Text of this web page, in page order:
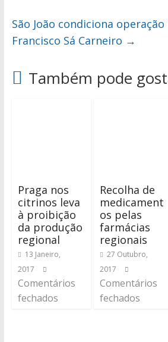
São João condiciona
Francisco Sá Carneiro →
Também pode
Praga nos
citrinos leva
à proibição
da produção
regional
13 Janeiro,
2017
Comentários
fechados
Recolha de
medicament
os pelas
farmácias
regionais
27 Outubro,
2017
Comentários
fechados